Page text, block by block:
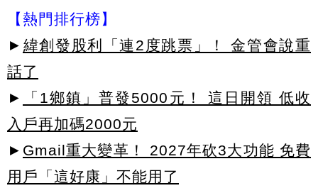
【熱門排行榜】
► 緯創發股利「連2度跳票」！ 金管會說重
話了
►
「1鄉鎮」普發5000元！ 這日開領 低收
入戶再加碼2000元
► Gmail重大變革！ 2027年砍3大功能 免費
用戶「這好康」不能用了